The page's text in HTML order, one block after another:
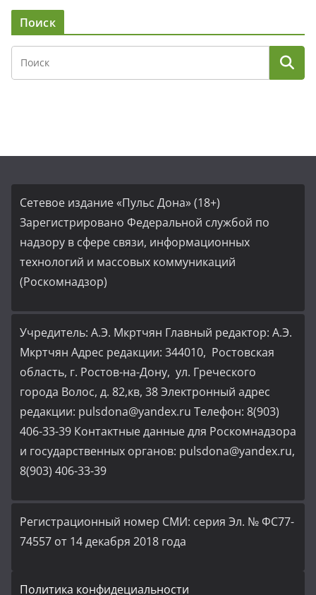
Поиск
Сетевое издание «Пульс Дона» (18+)
Зарегистрировано Федеральной службой по
надзору в сфере связи, информационных
технологий и массовых коммуникаций
(Роскомнадзор)
Учредитель: А.Э. Мкртчян Главный редактор: А.Э.
Мкртчян Адрес редакции: 344010, Ростовская
область, г. Ростов-на-Дону, ул. Греческого
города Волос, д. 82,кв, 38 Электронный адрес
редакции: pulsdona@yandex.ru Телефон: 8(903)
406-33-39 Контактные данные для Роскомнадзора
и государственных органов: pulsdona@yandex.ru,
8(903) 406-33-39
Регистрационный номер СМИ: серия Эл. № ФС77-
74557 от 14 декабря 2018 года
Политика конфидециальности